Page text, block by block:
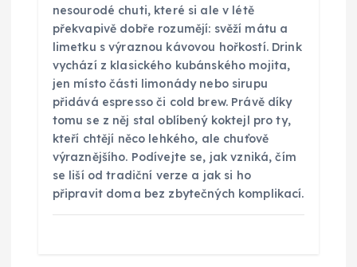
nesourodé chuti, které si ale v létě
překvapivě dobře rozumějí: svěží mátu a
limetku s výraznou kávovou hořkostí. Drink
vychází z klasického kubánského mojita,
jen místo části limonády nebo sirupu
přidává espresso či cold brew. Právě díky
tomu se z něj stal oblíbený koktejl pro ty,
kteří chtějí něco lehkého, ale chuťově
výraznějšího. Podívejte se, jak vzniká, čím
se liší od tradiční verze a jak si ho
připravit doma bez zbytečných komplikací.